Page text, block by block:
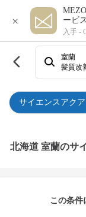
×
ービス
入手 -
サイエンスアクア
室蘭
髪質改
北海道 室蘭のサ
この条件